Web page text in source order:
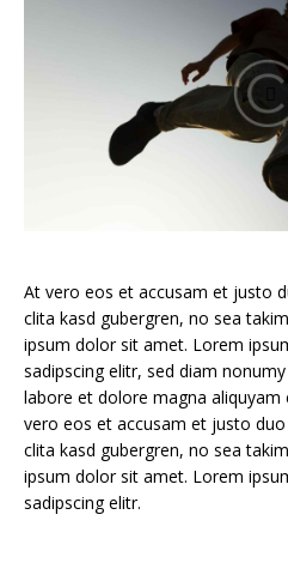
At vero eos et accusam et justo
clita kasd gubergren, no sea
ipsum dolor sit amet. Lorem
sadipscing elitr, sed diam
labore et dolore magna
vero eos et accusam et justo
clita kasd gubergren, no sea
ipsum dolor sit amet. Lorem
sadipscing elitr.